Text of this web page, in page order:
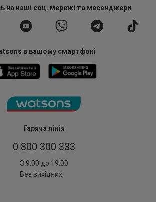
Гаряча лінія
0 800 300 333
З 9:00 до 19:00
Без вихідних
на наші соц. мережі та месенджери
в вашому смартфоні